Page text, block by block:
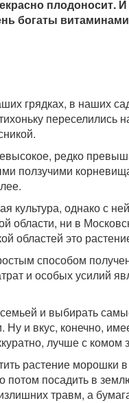
плодоносит.
богаты
грядках, в наших
переселились
редко
ползучими
культура, однако с
области, ни в
областей это
способом
и особых усилий
и выбирать
и вкус, конечно,
лучше с
растение морошки
посадить в
травм, а